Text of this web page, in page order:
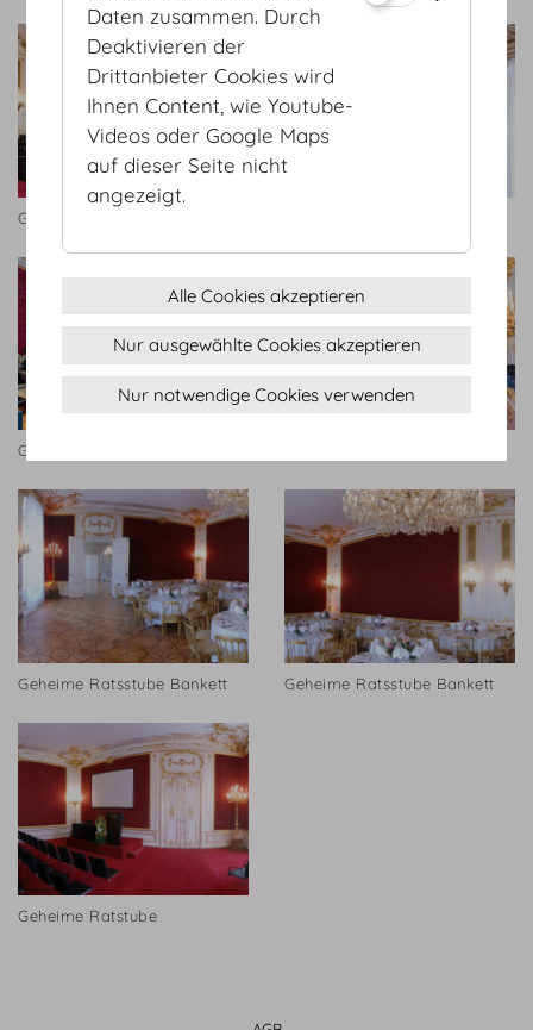
Geheime Ratstube
Geheime Ratstube
Geheime Ratsstube Bankett Geheime Ratsstube Bankett
Geheime Ratstube
Daten zusammen. Durch
Deaktivieren der
Drittanbieter Cookies wird
Ihnen Content, wie Youtube-
Videos oder Google Maps
auf dieser Seite nicht
angezeigt.
Alle Cookies akzeptieren
Nur ausgewählte Cookies akzeptieren
Nur notwendige Cookies verwenden